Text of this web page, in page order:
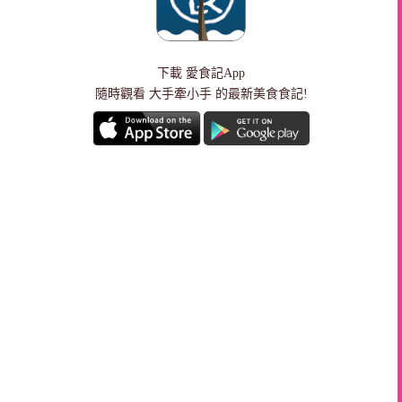
下載 愛食記App
隨時觀看 大手牽小手 的最新美食食記!